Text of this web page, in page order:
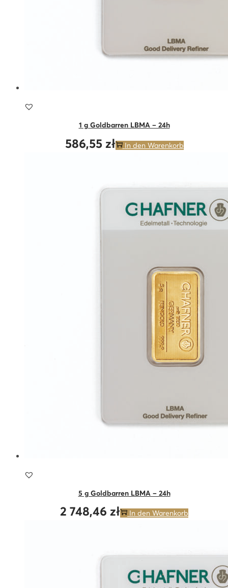
1 g Goldbarren LBMA – 24h
586,55 zł In den Warenkorb
5 g Goldbarren LBMA – 24h
2 748,46 zł In den Warenkorb